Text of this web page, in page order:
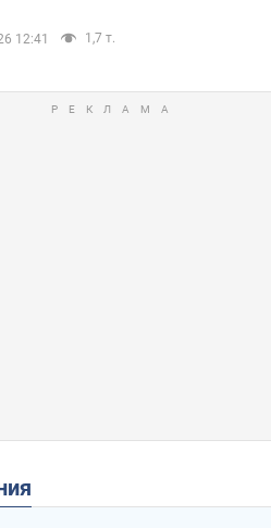
12:41 1,7 т.